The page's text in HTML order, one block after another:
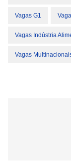
Vagas G1
Vagas Indústria
Vagas